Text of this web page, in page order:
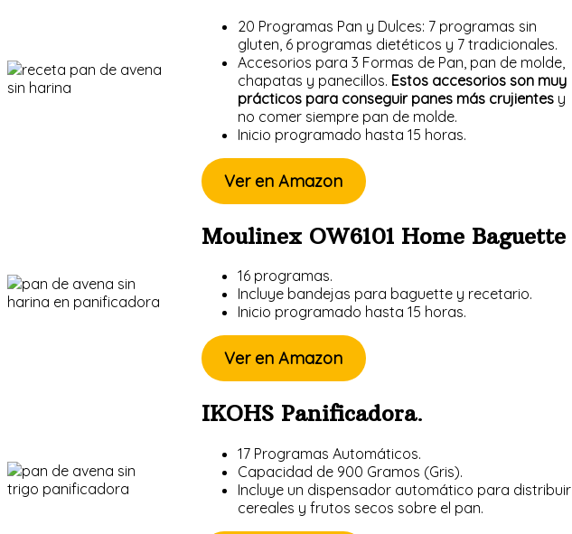
20 Programas Pan y Dulces: 7 programas sin
gluten, 6 programas dietéticos y 7 tradicionales.
Accesorios para 3 Formas de Pan, pan de molde,
chapatas y panecillos. Estos accesorios son muy
prácticos para conseguir panes más crujientesy
no comer siempre pan de molde.
Inicio programado hasta 15 horas.
Ver en Amazon
Moulinex OW6101 Home Baguette
16 programas.
Incluye bandejas para baguette y recetario.
Inicio programado hasta 15 horas.
Ver en Amazon
IKOHS Panificadora.
17 Programas Automáticos.
Capacidad de 900 Gramos (Gris).
Incluye un dispensador automático para distribuir
cereales y frutos secos sobre el pan.